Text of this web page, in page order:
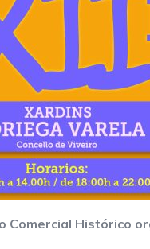
Comercial Histórico